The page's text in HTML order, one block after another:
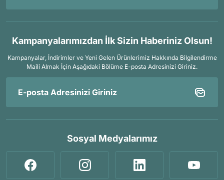
Kampanyalarımızdan İlk Sizin Haberiniz Olsun!
Kampanyalar, İndirimler ve Yeni Gelen Ürünlerimiz Hakkında Bilgilendirme
Maili Almak İçin Aşağıdaki Bölüme E-posta Adresinizi Giriniz.
Sosyal Medyalarımız